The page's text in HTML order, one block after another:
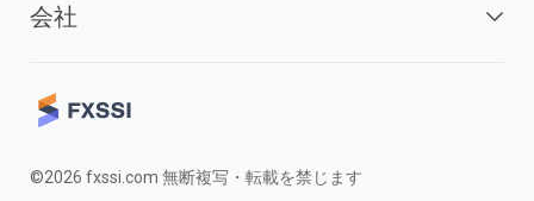
会社
©2026 fxssi.com 無断複写・転載を禁じます